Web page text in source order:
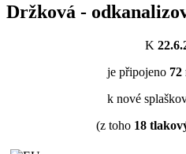
Držková -
K
je připojeno 72
k nové
(z toho 18